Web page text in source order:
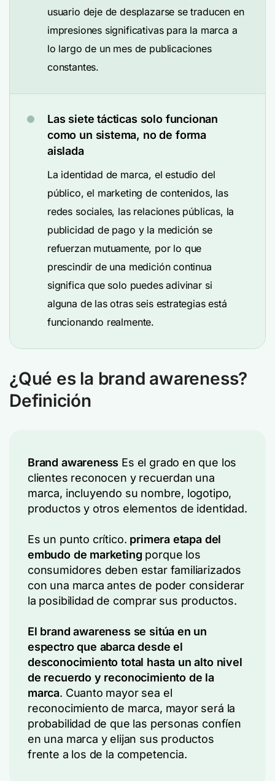
usuario deje de desplazarse se traducen en
impresiones significativas para la marca a
lo largo de un mes de publicaciones
constantes.
Las siete tácticas solo funcionan
como un sistema, no de forma
aislada
La identidad de marca, el estudio del
público, el marketing de contenidos, las
redes sociales, las relaciones públicas, la
publicidad de pago y la medición se
refuerzan mutuamente, por lo que
prescindir de una medición continua
significa que solo puedes adivinar si
alguna de las otras seis estrategias está
funcionando realmente.
¿Qué es la brand awareness?
Definición
Brand awareness Es el grado en que los
clientes reconocen y recuerdan una
marca, incluyendo su nombre, logotipo,
productos y otros elementos de identidad.
Es un punto crítico. primera etapa del
embudo de marketing porque los
consumidores deben estar familiarizados
con una marca antes de poder considerar
la posibilidad de comprar sus productos.
El brand awareness se sitúa en un
espectro que abarca desde el
desconocimiento total hasta un alto nivel
de recuerdo y reconocimiento de la
marca. Cuanto mayor sea el
reconocimiento de marca, mayor será la
probabilidad de que las personas confíen
en una marca y elijan sus productos
frente a los de la competencia.